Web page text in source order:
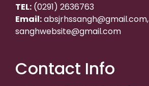
TEL: (0291) 2636763
Email:absjrhssangh@gmail.com,
sanghwebsite@gmail.com
Contact Info